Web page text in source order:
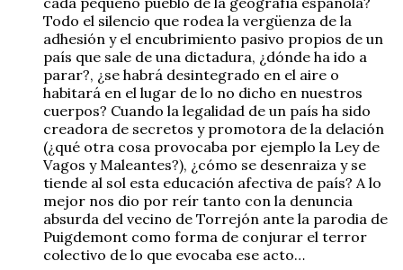
Todo el silencio que rodea la vergüenza de la
adhesión y el encubrimiento pasivo propios de un
país que sale de una dictadura, ¿dónde ha ido a
parar?, ¿se habrá desintegrado en el aire o
habitará en el lugar de lo no dicho en nuestros
cuerpos? Cuando la legalidad de un país ha sido
creadora de secretos y promotora de la delación
(¿qué otra cosa provocaba por ejemplo la Ley de
Vagos y Maleantes?), ¿cómo se desenraiza y se
tiende al sol esta educación afectiva de país? A lo
mejor nos dio por reír tanto con la denuncia
absurda del vecino de Torrejón ante la parodia de
Puigdemont como forma de conjurar el terror
colectivo de lo que evocaba ese acto…